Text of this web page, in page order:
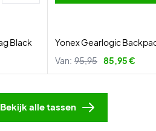
Black
Yonex Gearlogic
Van: 95,95 85,95 €
Bekijk alle tassen